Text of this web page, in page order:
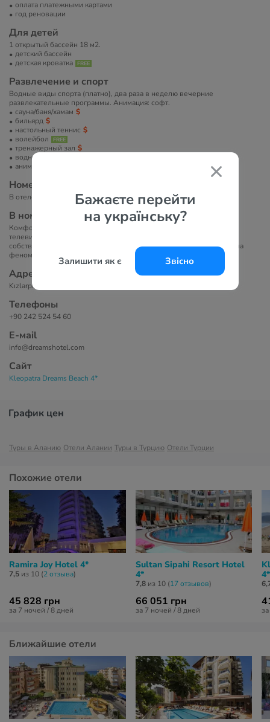
Бажаєте перейти
на українську?
Залишити як є Звісно
оплата платежными картами
год реновации
Для детей
1 открытый бассейн 18 м2.
детский бассейн
детская кроватка
Развлечение и спорт
Водные виды спорта (платно), два раза в неделю вечерние
развлекательные программы. Анимация: софт.
сауна/баня/хамам
бильярд
настольный теннис
волейбол
тренажерный зал
водные развлечения
анимация
Номера
В отеле 194 номера.
В номерах
Комфортабельные номера оснащены балконом, кондиционером,
телевизором со спутниковыми каналами, мини-баром, сейфом,
собственной ванной комнатой с ванной или душем, укомплектована
феном.
Адрес
Kızlarpınarı Mah. Atatürk Cad. Hasan Şenli Sok. No:2 07400 Alanya
Телефоны
+90 242 524 54 60
Е-маil
info@dreamshotel.com
Сайт
Kleopatra Dreams Beach 4*
График цен
Туры в Аланию Отели Алании Туры в Турцию Отели Турции
Похожие отели
Ramira Joy Hotel 4*
7,5 из 10 (2 отзывa)
45 828 грн
за 7 ночей / 8 дней
Sultan Sipahi Resort Hotel
4*
7,8из 10 (17 отзывов)
66 051 грн
за 7 ночей / 8 дней
4*
Ближайшие отели